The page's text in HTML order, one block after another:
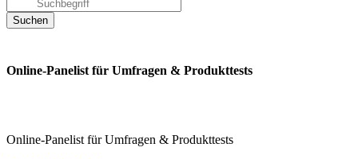
Online-Panelist für Umfragen & Produkttests
Online-Panelist für Umfragen & Produkttests